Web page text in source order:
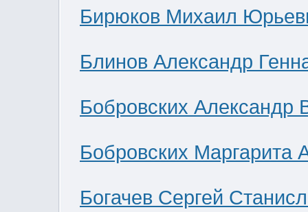
Бирюков Михаил
Блинов Александр
Бобровских Александр
Бобровских Маргарита
Богачев Сергей